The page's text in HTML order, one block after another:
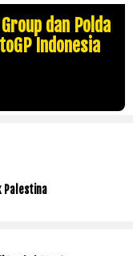
dan Polda
Indonesia
Palestina